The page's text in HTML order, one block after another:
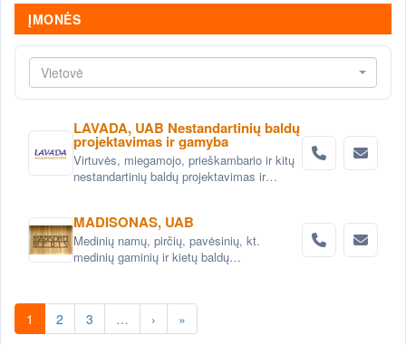
ĮMONĖS
Vietovė
LAVADA, UAB Nestandartinių baldų
projektavimas ir gamyba
Virtuvės, miegamojo, prieškambario ir kitų
nestandartinių baldų projektavimas ir
MADISONAS, UAB
Medinių namų, pirčių, pavėsinių, kt.
medinių gaminių ir kietų baldų
1 2 3 … › »